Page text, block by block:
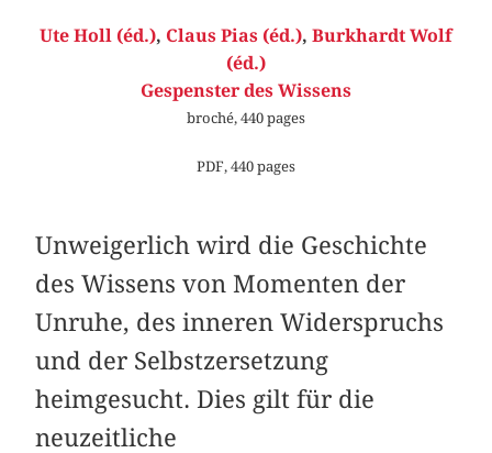
Ute Holl (éd.), Claus Pias (éd.), Burkhardt Wolf
(éd.)
Gespenster des Wissens
broché, 440 pages
PDF, 440 pages
Unweigerlich wird die Geschichte
des Wissens von Momenten der
Unruhe, des inneren Widerspruchs
und der Selbstzersetzung
heimgesucht. Dies gilt für die
neuzeitliche